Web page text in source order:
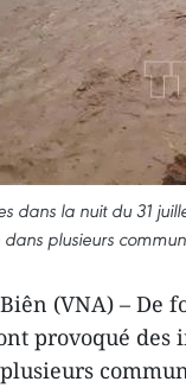
dans la nuit du 31
plusieurs
(VNA) – De
provoqué des